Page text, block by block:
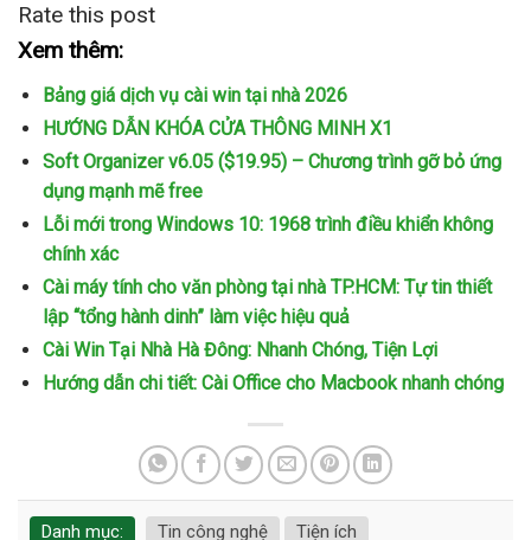
Rate this post
Xem thêm:
Bảng giá dịch vụ cài win tại nhà 2026
HƯỚNG DẪN KHÓA CỬA THÔNG MINH X1
Soft Organizer v6.05 ($19.95) – Chương trình gỡ bỏ ứng
dụng mạnh mẽ free
Lỗi mới trong Windows 10: 1968 trình điều khiển không
chính xác
Cài máy tính cho văn phòng tại nhà TP.HCM: Tự tin thiết
lập “tổng hành dinh” làm việc hiệu quả
Cài Win Tại Nhà Hà Đông: Nhanh Chóng, Tiện Lợi
Hướng dẫn chi tiết: Cài Office cho Macbook nhanh chóng
Danh mục: Tin công nghệ Tiện ích